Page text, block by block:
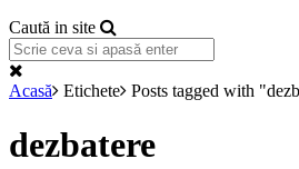
Caută in site
Acasă Etichete Posts tagged with
dezbatere